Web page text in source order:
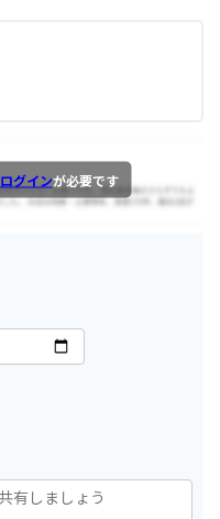
ログインが必要です